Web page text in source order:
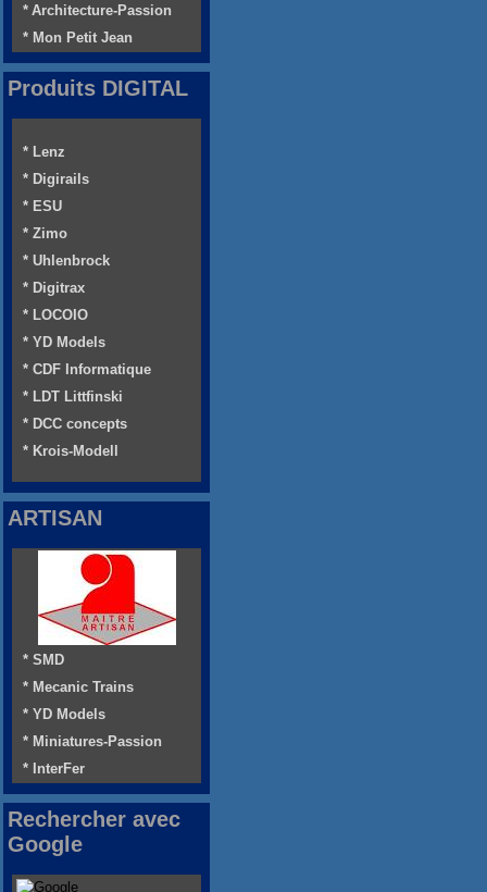
* Architecture-Passion
* Mon Petit Jean
Produits DIGITAL
* Lenz
* Digirails
* ESU
* Zimo
* Uhlenbrock
* Digitrax
* LOCOIO
* YD Models
* CDF Informatique
* LDT Littfinski
* DCC concepts
* Krois-Modell
ARTISAN
* SMD
* Mecanic Trains
* YD Models
* Miniatures-Passion
* InterFer
Rechercher avec
Google